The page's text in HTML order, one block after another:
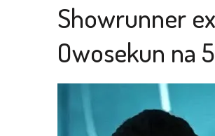
3 DE AGOSTO DE 2026 PARAMOUNT E
TB AO VIVO |
1 DE AGOSTO DE 2026 | ELENCO DE
BOX DELUXE DO
7 DE AGOSTO DE 2026 SNW 4×03:
Showrunner
Owosekun na